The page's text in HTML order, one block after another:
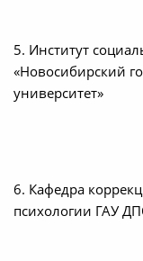
5. Институт
«Новосибирский
университет»
6. Кафедра
психологии ГАУ